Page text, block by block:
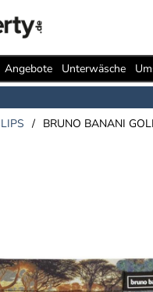
Angebote Unterwäsche
/ BRUNO BANANI